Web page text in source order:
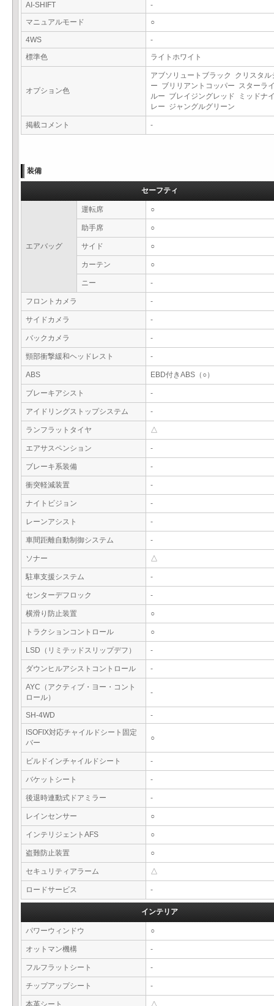
AI-SHIFT
-
マニュアルモード
○
4WS
-
標準色
ライトホワイト
オプション色
アブソリュートブラック クリスタル
ー ブリリアントコッパー スターラ
ルー ブレイジングレッド ミッドナ
レー ジャングルグリーン
掲載コメント -
装備
セーフティ
エアバッグ
運転席 ○
助手席 ○
サイド ○
カーテン ○
ニー -
フロントカメラ -
サイドカメラ -
バックカメラ -
頸部衝撃緩和ヘッドレスト -
ABS EBD付きABS（○）
ブレーキアシスト -
アイドリングストップシステム -
ランフラットタイヤ △
エアサスペンション -
ブレーキ系装備 -
衝突軽減装置 -
ナイトビジョン -
レーンアシスト -
車間距離自動制御システム -
ソナー △
駐車支援システム -
センターデフロック -
横滑り防止装置 ○
トラクションコントロール ○
LSD（リミテッドスリップデフ） -
ダウンヒルアシストコントロール -
AYC（アクティブ・ヨー・コント
ロール）
-
SH-4WD
-
ISOFIX対応チャイルドシート固定
バー
○
ビルドインチャイルドシート -
バケットシート -
後退時連動式ドアミラー -
レインセンサー ○
インテリジェントAFS ○
盗難防止装置 ○
セキュリティアラーム △
ロードサービス -
インテリア
パワーウィンドウ ○
オットマン機構 -
フルフラットシート -
チップアップシート -
本革シート △